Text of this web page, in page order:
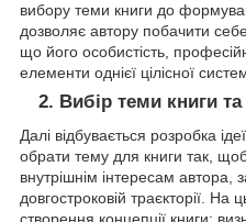
вибору теми книги до
дозволяє автору побачити
що його особистість,
елементи однієї цілісної
2. Вибір теми книги
Далі відбувається розробка
обрати тему для книги так,
внутрішнім інтересам автора,
довгостроковій траєкторії. На